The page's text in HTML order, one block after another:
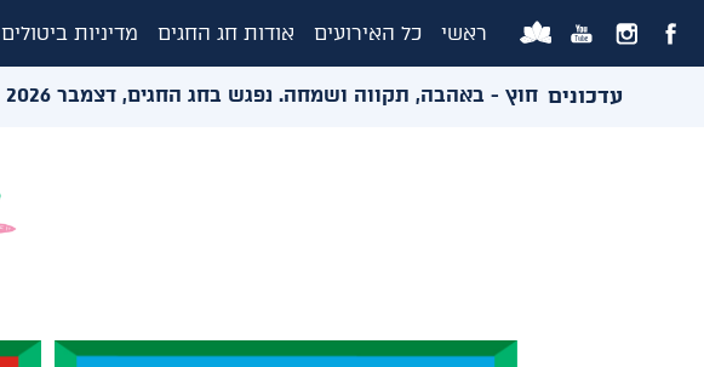
ראשי כל האירועים אודות חג החגים מדיניות ביטולים
עדכונים
ואירועי החוץ - באהבה, תקווה ושמחה. נפגש בחג החגים, דצמבר 2026